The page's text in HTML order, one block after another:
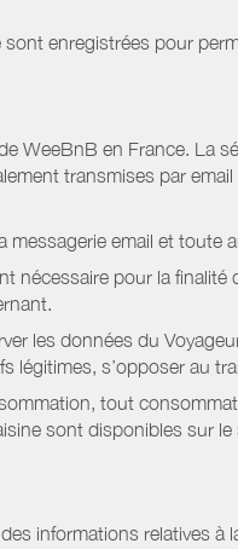
enregistrées pour
WeeBnB en France. La
transmises par
messagerie email et toute
nécessaire pour la
les données du
légitimes, s’opposer au
tout
sont disponibles sur
informations relatives à